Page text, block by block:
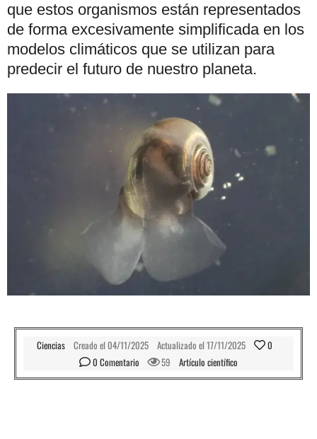
que estos organismos están representados
de forma excesivamente simplificada en los
modelos climáticos que se utilizan para
predecir el futuro de nuestro planeta.
Ciencias Creado el04/11/2025 Actualizado el17/11/2025
0
0 Comentario 59 Artículo científico